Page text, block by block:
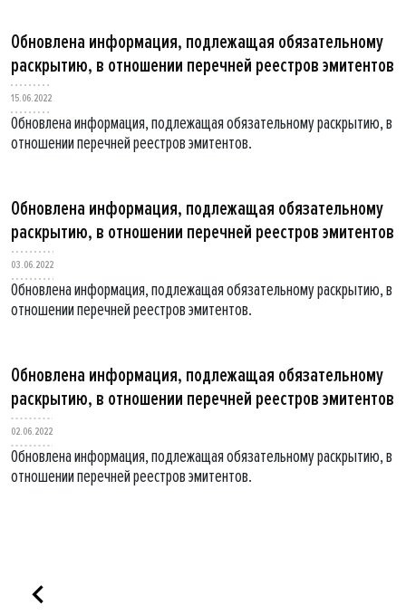
Обновлена информация, подлежащая обязательному
раскрытию, в отношении перечней реестров эмитентов
15.06.2022
Обновлена информация, подлежащая обязательному раскрытию, в
отношении перечней реестров эмитентов.
Обновлена информация, подлежащая обязательному
раскрытию, в отношении перечней реестров эмитентов
03.06.2022
Обновлена информация, подлежащая обязательному раскрытию, в
отношении перечней реестров эмитентов.
Обновлена информация, подлежащая обязательному
раскрытию, в отношении перечней реестров эмитентов
02.06.2022
Обновлена информация, подлежащая обязательному раскрытию, в
отношении перечней реестров эмитентов.